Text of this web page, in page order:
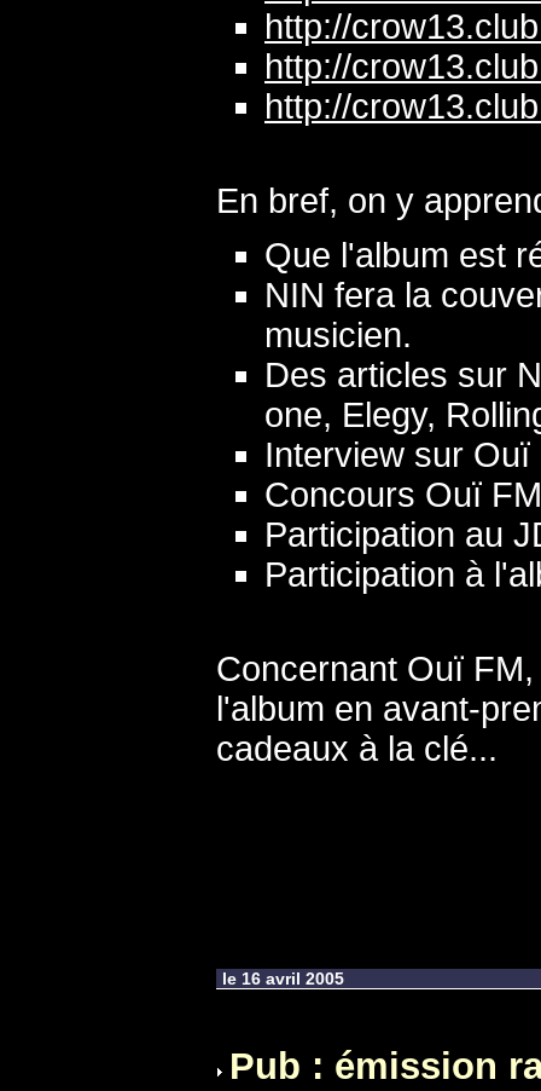
http://
http://
http://
En bref, on y
Que l'album est
NIN fera la
musicien.
Des articles sur
one, Elegy,
Interview sur
Concours Ouï
Participation au
Participation à
Concernant Ouï
l'album en avant-
cadeaux à la clé...
le 16 avril 2005
Pub : émission